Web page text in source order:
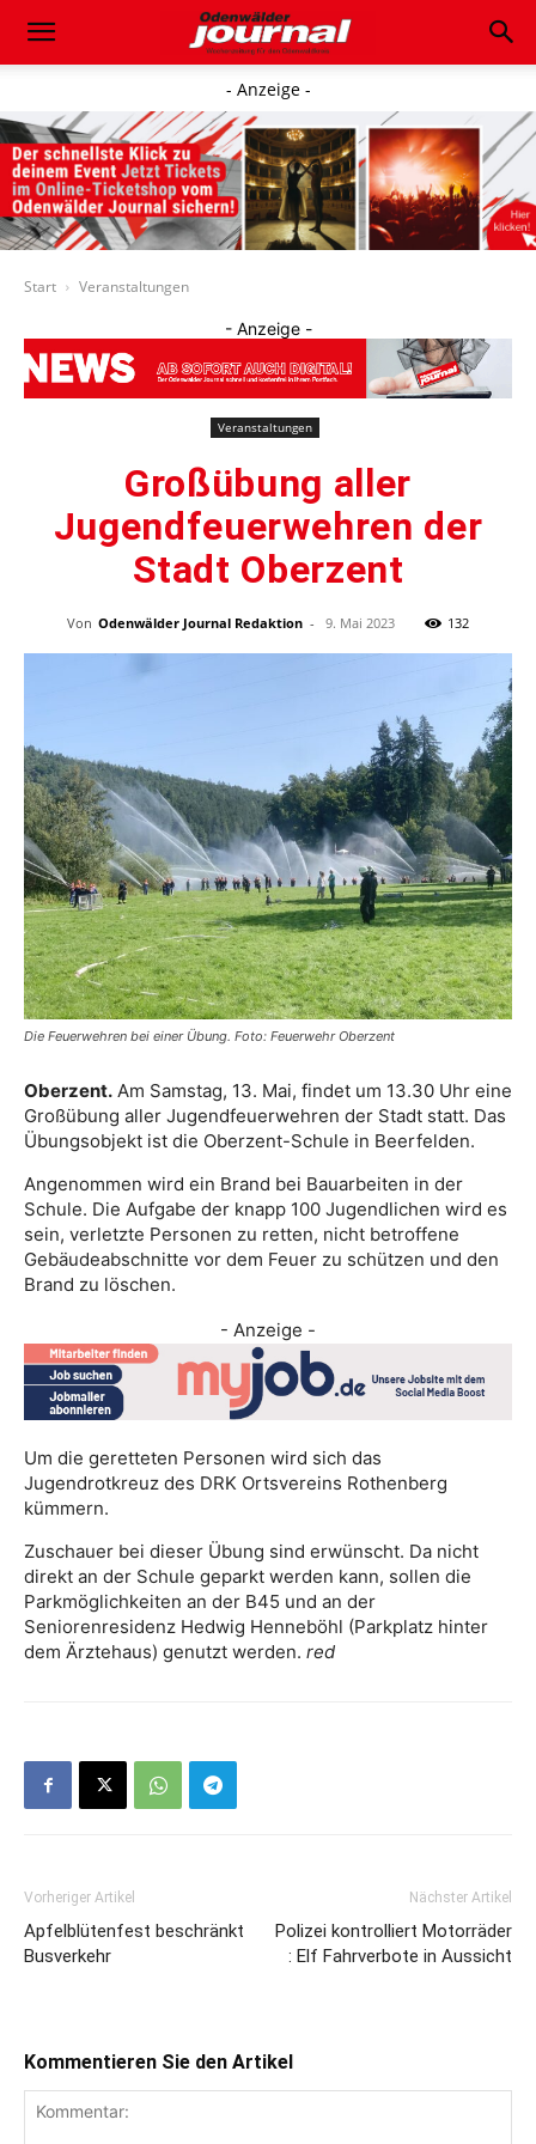
- Anzeige -
Start Veranstaltungen
- Anzeige -
Veranstaltungen
Großübung aller
Jugendfeuerwehren der
Stadt Oberzent
Von Odenwälder Journal Redaktion - 9. Mai 2023 132
Die Feuerwehren bei einer Übung. Foto: Feuerwehr Oberzent
Oberzent. Am Samstag, 13. Mai, findet um 13.30 Uhr eine
Großübung aller Jugendfeuerwehren der Stadt statt. Das
Übungsobjekt ist die Oberzent-Schule in Beerfelden.
Angenommen wird ein Brand bei Bauarbeiten in der
Schule. Die Aufgabe der knapp 100 Jugendlichen wird es
sein, verletzte Personen zu retten, nicht betroffene
Gebäudeabschnitte vor dem Feuer zu schützen und den
Brand zu löschen.
- Anzeige -
Um die geretteten Personen wird sich das
Jugendrotkreuz des DRK Ortsvereins Rothenberg
kümmern.
Zuschauer bei dieser Übung sind erwünscht. Da nicht
direkt an der Schule geparkt werden kann, sollen die
Parkmöglichkeiten an der B45 und an der
Seniorenresidenz Hedwig Henneböhl (Parkplatz hinter
dem Ärztehaus) genutzt werden. red
Vorheriger Artikel
Apfelblütenfest beschränkt
Busverkehr
Nächster Artikel
Polizei kontrolliert Motorräder
: Elf Fahrverbote in Aussicht
Kommentieren Sie den Artikel